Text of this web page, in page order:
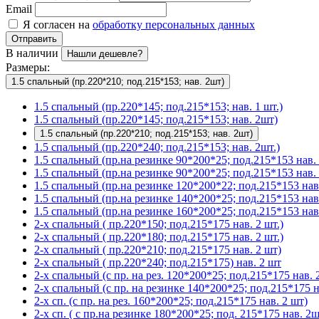
Email
Я согласен на обработку персональных данных
Отправить
В наличии Нашли дешевле?
Размеры:
1.5 спальный (пр.220*210; под.215*153; нав. 2шт)
1.5 спальный (пр.220*145; под.215*153; нав. 1 шт.)
1.5 спальный (пр.220*145; под.215*153; нав. 2шт)
1.5 спальный (пр.220*210; под.215*153; нав. 2шт)
1.5 спальный (пр.220*240; под.215*153; нав. 2шт.)
1.5 спальный (пр.на резинке 90*200*25; под.215*153
1.5 спальный (пр.на резинке 90*200*25; под.215*153
1.5 спальный (пр.на резинке 120*200*22; под.215*153
1.5 спальный (пр.на резинке 140*200*25; под.215*153
1.5 спальный (пр.на резинке 160*200*25; под.215*153
2-х спальный ( пр.220*150; под.215*175 нав. 2 шт.)
2-х спальный ( пр.220*180; под.215*175 нав. 2 шт.)
2-х спальный ( пр.220*210; под.215*175 нав. 2 шт)
2-х спальный ( пр.220*240; под.215*175) нав. 2 шт
2-х спальный (с пр. на рез. 120*200*25; под.215*175 нав.
2-х спальный (с пр. на резинке 140*200*25; под.215*175
2-х сп. (с пр. на рез. 160*200*25; под.215*175 нав. 2 шт)
2-х сп. ( с пр.на резинке 180*200*25; под. 215*175 нав.